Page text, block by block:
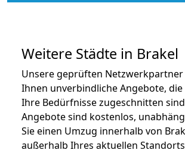
Weitere Städte in Brakel
Unsere geprüften
Ihnen unverbindliche Angebote,
Ihre Bedürfnisse zugeschnitten
Angebote sind kostenlos,
Sie einen Umzug innerhalb von
außerhalb Ihres aktuellen